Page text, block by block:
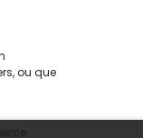
ou que